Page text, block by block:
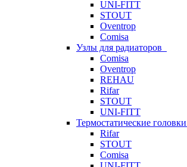
UNI-FITT
STOUT
Oventrop
Comisa
Узлы для радиаторов
Comisa
Oventrop
REHAU
Rifar
STOUT
UNI-FITT
Термостатические головки
Rifar
STOUT
Comisa